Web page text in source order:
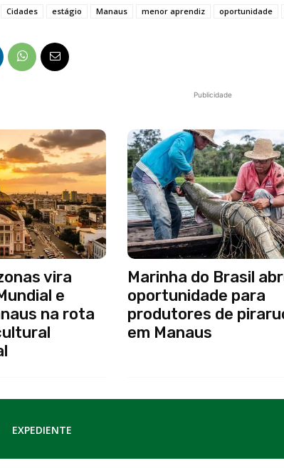
Cidades estágio Manaus menor aprendiz oportunidade
Publicidade
vira
e
na rota
Marinha do Brasil
oportunidade para
produtores de
em Manaus
EXPEDIENTE